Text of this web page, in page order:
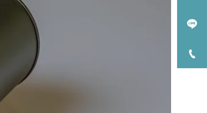
治療について
髪の毛に有効な漢方薬と食
【漢方薬解説】安中散（ア